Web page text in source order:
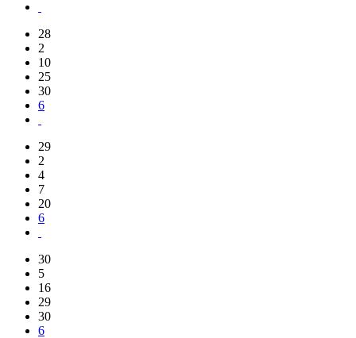
28
2
10
25
30
6
29
2
4
7
20
6
30
5
16
29
30
6